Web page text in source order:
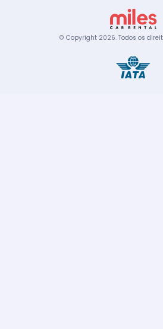
© Copyright 2026. Todos os